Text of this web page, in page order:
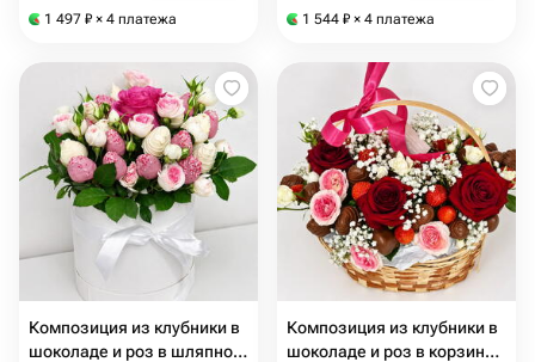
1 497 ₽ × 4 платежа 1 544 ₽ × 4 платежа
Композиция из клубники в
шоколаде и роз в шляпной
Композиция из клубники в
шоколаде и роз в корзинке